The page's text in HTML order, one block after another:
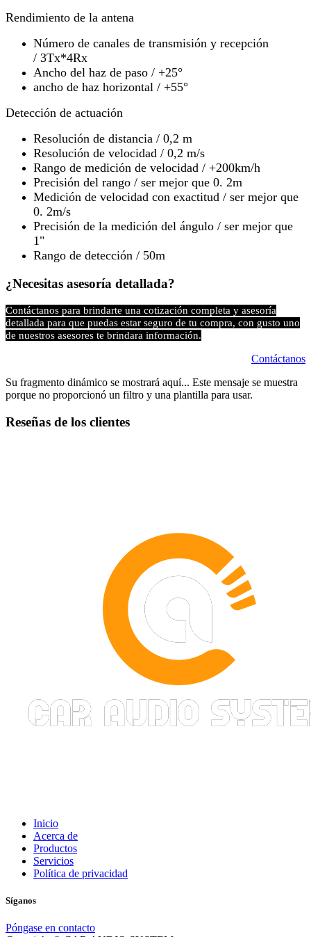
Rendimiento de la antena
Número de canales de transmisión y recepción
/ 3Tx*4Rx
Ancho del haz de paso / +25°
ancho de haz horizontal / +55°
Detección de actuación
Resolución de distancia / 0,2 m
Resolución de velocidad / 0,2 m/s
Rango de medición de velocidad / +200km/h
Precisión del rango / ser mejor que 0. 2m
Medición de velocidad con exactitud / ser mejor que
0. 2m/s
Precisión de la medición del ángulo / ser mejor que
1"
Rango de detección / 50m
¿Necesitas asesoría detallada?
Contáctanos para brindarte una cotización completa y asesoría
detallada para que puedas estar seguro de tu compra, con gusto uno
de nuestros asesores te brindara información.
Contáctanos
Su fragmento dinámico se mostrará aquí... Este mensaje se muestra
porque no proporcionó un filtro y una plantilla para usar.
Reseñas de los clientes
Inicio
Acerca de
Productos
Servicios
Política de privacidad
Síganos
Póngase en contacto